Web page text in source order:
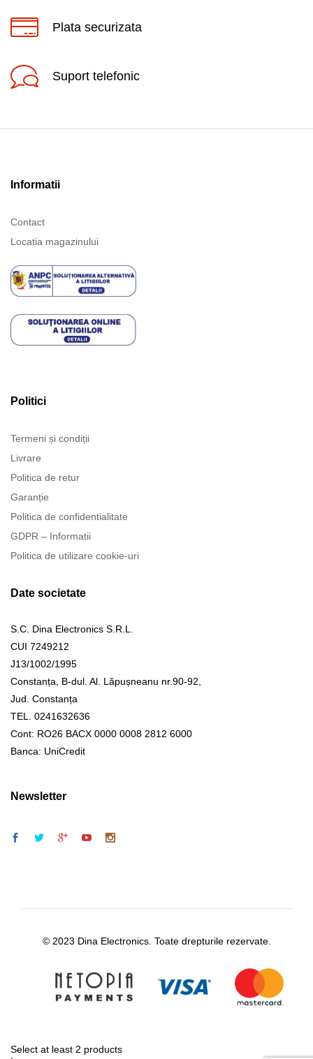
Plata securizata
Suport telefonic
Informatii
Contact
Locatia magazinului
Politici
Termeni și condiții
Livrare
Politica de retur
Garanție
Politica de confidentialitate
GDPR – Informatii
Politica de utilizare cookie-uri
Date societate
S.C. Dina Electronics S.R.L.
CUI 7249212
J13/1002/1995
Constanța, B-dul. Al. Lăpușneanu nr.90-92,
Jud. Constanța
TEL. 0241632636
Cont: RO26 BACX 0000 0008 2812 6000
Banca: UniCredit
Newsletter
© 2023 Dina Electronics. Toate drepturile rezervate.
Select at least 2 products